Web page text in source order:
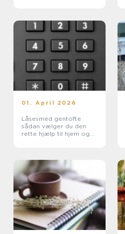
01. April 2026
Låsesmed gentofte
sådan vælger du den
rette hjælp til hjem og